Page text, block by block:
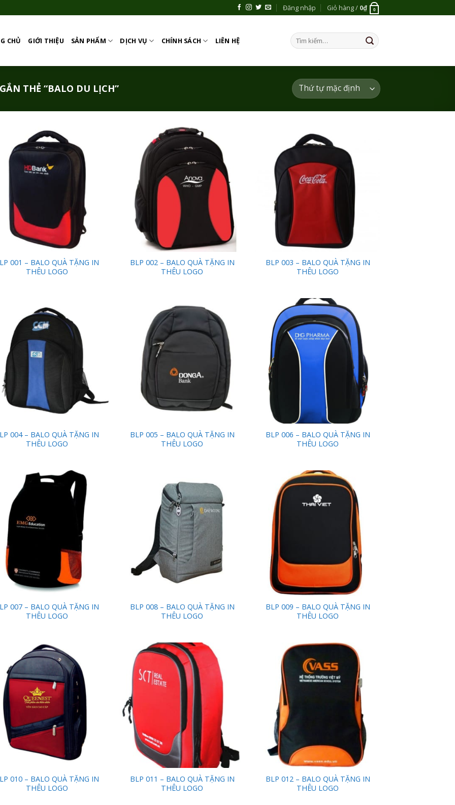
Đăng nhập Giỏ hàng / 0₫ 0
CHỦ GIỚI THIỆU SẢN PHẨM DỊCH VỤ CHÍNH SÁCH LIÊN HỆ
Tìm
kiếm:
THẺ “BALO DU LỊCH”
Add to
Wishlist
001 – BALO QUÀ TẶNG IN
THÊU LOGO
Add to
Wishlist
BLP 002 – BALO QUÀ TẶNG IN
THÊU LOGO
Wishlist
BLP 003 – BALO QUÀ TẶNG IN
THÊU LOGO
004 – BALO QUÀ TẶNG IN
THÊU LOGO
Add to
Wishlist
BLP 005 – BALO QUÀ TẶNG IN
THÊU LOGO
Add to
Wishlist
BLP 006 – BALO QUÀ TẶNG IN
THÊU LOGO
Add to
Wishlist
007 – BALO QUÀ TẶNG IN
THÊU LOGO
Add to
Wishlist
BLP 008 – BALO QUÀ TẶNG IN
THÊU LOGO
Add to
Wishlist
BLP 009 – BALO QUÀ TẶNG IN
THÊU LOGO
Add to
Wishlist
010 – BALO QUÀ TẶNG IN
THÊU LOGO
Add to
Wishlist
BLP 011 – BALO QUÀ TẶNG IN
THÊU LOGO
Add to
Wishlist
BLP 012 – BALO QUÀ TẶNG IN
THÊU LOGO